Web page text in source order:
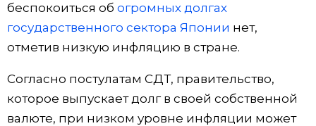
Блог
Экономика
Японский язык
Семья
official SNS
беспокоиться об огромных долгах
государственного сектора Японии нет,
отметив низкую инфляцию в стране.
Согласно постулатам СДТ, правительство,
которое выпускает долг в своей собственной
валюте, при низком уровне инфляции может